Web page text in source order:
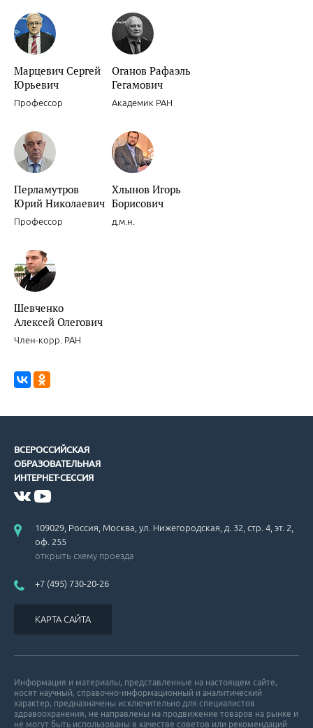
Ишемическая болезнь сердца.
Новости доказательной кардиологии.
Новости доказательной кардиологии.
Целесообразность и обоснованность интенсивных режимов
Американские рекомендации по вторичной профилактике ИБС.
Проблемы гиполипидемической терапии.
Марцевич Сергей
Юрьевич
Профессор
Оганов Рафаэль
Гегамович
Академик РАН
Перламутров
Юрий Николаевич
Профессор
Хлынов Игорь
Борисович
д.м.н.
Шевченко
Алексей Олегович
Член-корр. РАН
ВСЕРОССИЙСКАЯ
ОБРАЗОВАТЕЛЬНАЯ
ИНТЕРНЕТ-СЕССИЯ
109029, Россия, Москва, ул. Нижегородская, д. 32, стр. 4, эт. 2,
оф. 255
открыть схему проезда
+7 (495) 730-20-26
КАРТА САЙТА
Информация и материалы, представленные на настоящем сайте,
носят научный, справочно-информационный и аналитический
характер, предназначены исключительно для специалистов
здравоохранения, не направлены на продвижение товаров на рынке и
не могут быть использованы в качестве советов или рекомендаций